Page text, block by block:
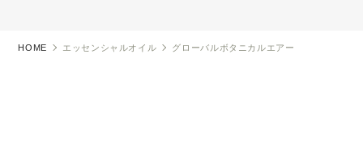
HOME エッセンシャルオイル グローバルボタニカルエアー